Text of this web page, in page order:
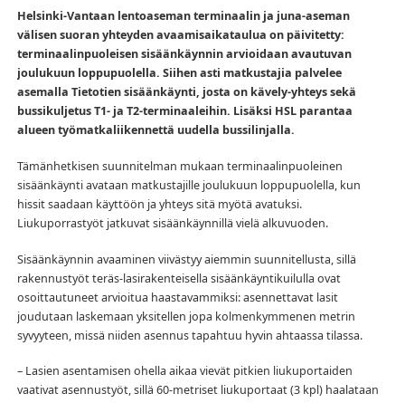
Helsinki-Vantaan lentoaseman terminaalin ja juna-aseman
välisen suoran yhteyden avaamisaikataulua on päivitetty:
terminaalinpuoleisen sisäänkäynnin arvioidaan avautuvan
joulukuun loppupuolella. Siihen asti matkustajia palvelee
asemalla Tietotien sisäänkäynti, josta on kävely-yhteys sekä
bussikuljetus T1- ja T2-terminaaleihin. Lisäksi HSL parantaa
alueen työmatkaliikennettä uudella bussilinjalla.
Tämänhetkisen suunnitelman mukaan terminaalinpuoleinen
sisäänkäynti avataan matkustajille joulukuun loppupuolella, kun
hissit saadaan käyttöön ja yhteys sitä myötä avatuksi.
Liukuporrastyöt jatkuvat sisäänkäynnillä vielä alkuvuoden.
Sisäänkäynnin avaaminen viivästyy aiemmin suunnitellusta, sillä
rakennustyöt teräs-lasirakenteisella sisäänkäyntikuilulla ovat
osoittautuneet arvioitua haastavammiksi: asennettavat lasit
joudutaan laskemaan yksitellen jopa kolmenkymmenen metrin
syvyyteen, missä niiden asennus tapahtuu hyvin ahtaassa tilassa.
– Lasien asentamisen ohella aikaa vievät pitkien liukuportaiden
vaativat asennustyöt, sillä 60-metriset liukuportaat (3 kpl) haalataan